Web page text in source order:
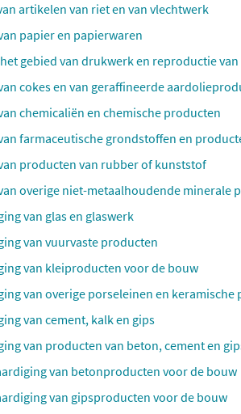
artikelen van riet en van vlechtwerk
papier en papierwaren
gebied van drukwerk en reproductie
cokes en van geraffineerde
chemicaliën en chemische producten
farmaceutische grondstoffen en
producten van rubber of kunststof
overige niet-metaalhoudende minerale
van glas en glaswerk
van vuurvaste producten
van kleiproducten voor de bouw
van overige porseleinen en keramische
van cement, kalk en gips
van producten van beton, cement en
van betonproducten voor de bouw
van gipsproducten voor de bouw